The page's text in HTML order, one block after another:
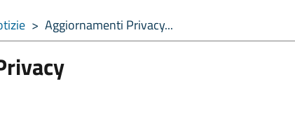
> Aggiornamenti Privacy...